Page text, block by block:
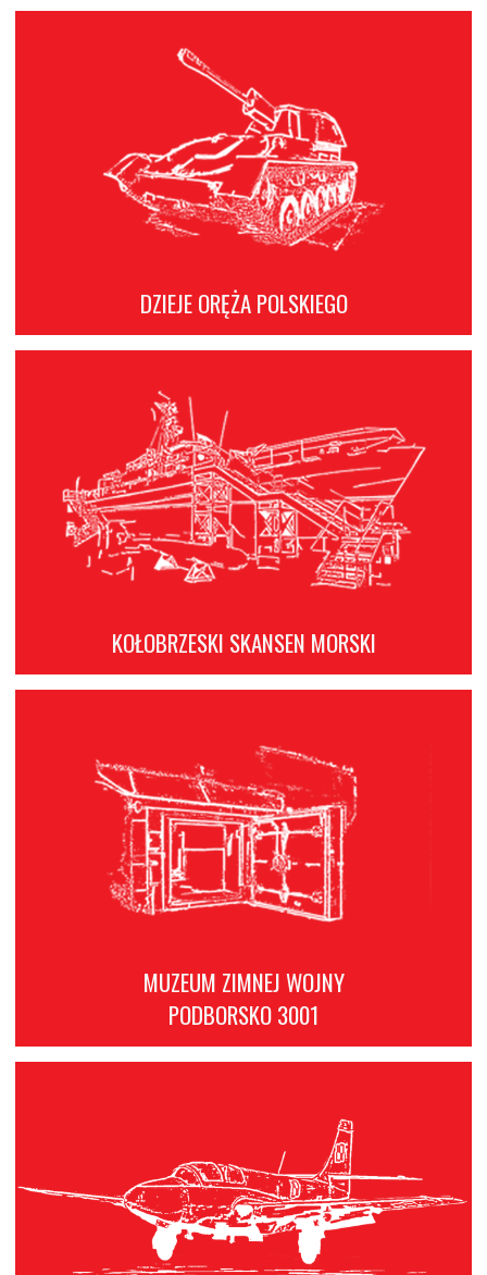
DZIEJE ORĘŻA POLSKIEGO
KOŁOBRZESKI SKANSEN MORSKI
MUZEUM ZIMNEJ WOJNY
PODBORSKO 3001